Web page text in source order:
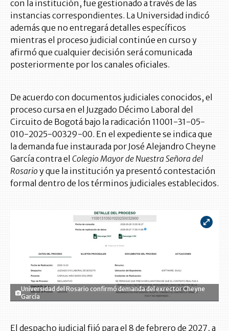
con la institución, fue gestionado a través de las
instancias correspondientes. La Universidad indicó
además que no entregará detalles específicos
mientras el proceso judicial continúe en curso y
afirmó que cualquier decisión será comunicada
posteriormente por los canales oficiales.
De acuerdo con documentos judiciales conocidos, el
proceso cursa en el Juzgado Décimo Laboral del
Circuito de Bogotá bajo la radicación 11001-31-05-
010-2025-00329-00. En el expediente se indica que
la demanda fue instaurada por José Alejandro Cheyne
García contra el Colegio Mayor de Nuestra Señora del
Rosario y que la institución ya presentó contestación
formal dentro de los términos judiciales establecidos.
Universidad del Rosario confirmó demanda del exrector Cheyne
García
El despacho judicial fijó para el 8 de febrero de 2027, a